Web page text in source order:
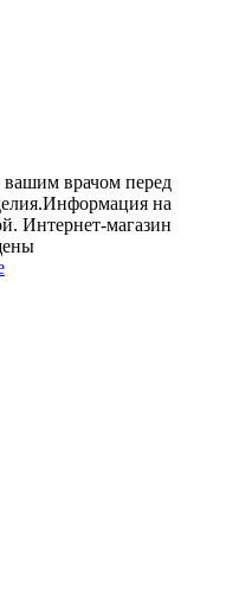
вашим врачом перед
на
Интернет-магазин